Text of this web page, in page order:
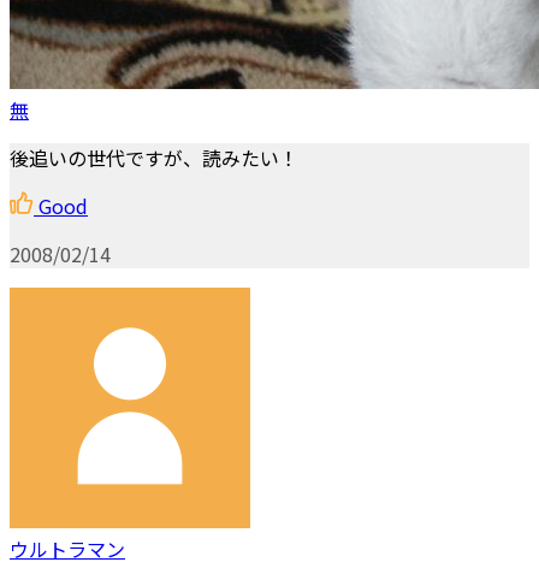
無
後追いの世代ですが、読みたい！
Good
2008/02/14
ウルトラマン